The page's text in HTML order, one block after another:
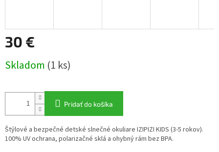
30 €
cena:
Skladom (1 ks)
Pridať do košíka
Štýlové a bezpečné detské slnečné okuliare IZIPIZI KIDS (3-5 rokov).
100% UV ochrana, polarizačné sklá a ohybný rám bez BPA.